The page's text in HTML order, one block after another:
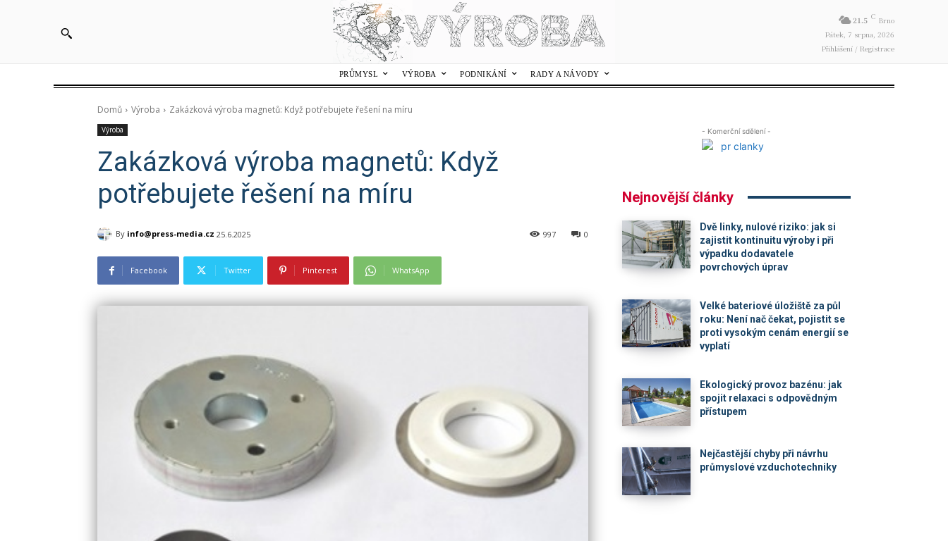
21.5 C Brno
Pátek, 7 srpna, 2026
Přihlášení / Registrace
PRŮMYSL VÝROBA PODNIKÁNÍ RADY A NÁVODY
Domů Výroba Zakázková výroba magnetů: Když potřebujete řešení na míru
Výroba
Zakázková výroba magnetů: Když
potřebujete řešení na míru
By info@press-media.cz 25.6.2025 0
997
Facebook Twitter Pinterest WhatsApp
- Komerční sdělení -
Nejnovější články
Dvě linky, nulové riziko: jak si
zajistit kontinuitu výroby i při
výpadku dodavatele
povrchových úprav
Velké bateriové úložiště za půl
roku: Není nač čekat, pojistit se
proti vysokým cenám energií se
vyplatí
Ekologický provoz bazénu: jak
spojit relaxaci s odpovědným
přístupem
Nejčastější chyby při návrhu
průmyslové vzduchotechniky